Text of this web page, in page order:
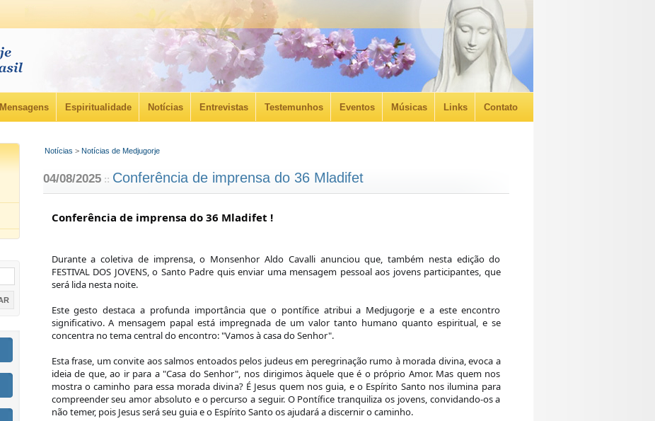
Mensagens Espiritualidade Notícias Entrevistas Testemunhos Eventos Músicas Links Contato
Notícias > Notícias de Medjugorje
04/08/2025:: Conferência de imprensa do 36 Mladifet
Conferência de imprensa do 36 Mladifet !
Durante a coletiva de imprensa, o Monsenhor Aldo Cavalli anunciou que, também nesta edição do
FESTIVAL DOS JOVENS, o Santo Padre quis enviar uma mensagem pessoal aos jovens participantes, que
será lida nesta noite.
Este gesto destaca a profunda importância que o pontífice atribui a Medjugorje e a este encontro
significativo. A mensagem papal está impregnada de um valor tanto humano quanto espiritual, e se
concentra no tema central do encontro: "Vamos à casa do Senhor".
Esta frase, um convite aos salmos entoados pelos judeus em peregrinação rumo à morada divina, evoca a
ideia de que, ao ir para a "Casa do Senhor", nos dirigimos àquele que é o próprio Amor. Mas quem nos
mostra o caminho para essa morada divina? É Jesus quem nos guia, e o Espírito Santo nos ilumina para
compreender seu amor absoluto e o percurso a seguir. O Pontífice tranquiliza os jovens, convidando-os a
não temer, pois Jesus será seu guia e o Espírito Santo os ajudará a discernir o caminho.